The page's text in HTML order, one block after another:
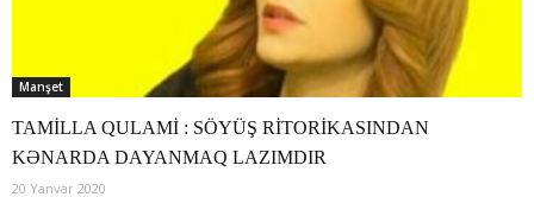
Manşet
TAMİLLA QULAMİ : SÖYÜŞ RİTORİKASINDAN
KƏNARDA DAYANMAQ LAZIMDIR
20 Yanvar 2020